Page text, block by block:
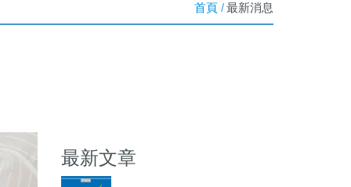
首頁 最新消息
最新文章